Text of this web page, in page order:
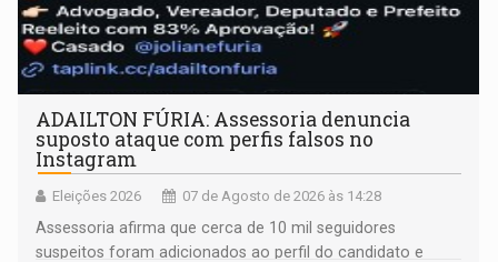
ADAILTON FÚRIA: Assessoria denuncia
suposto ataque com perfis falsos no
Instagram
Eleições 2026 07 de Agosto de 2026 às 14:28
Assessoria afirma que cerca de 10 mil seguidores
suspeitos foram adicionados ao perfil do candidato e